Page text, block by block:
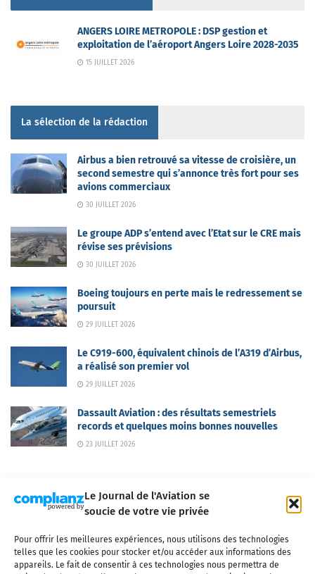
Le Journal de l'Aviation se
soucie de votre vie privée
Pour offrir les meilleures expériences, nous utilisons des technologies
telles que les cookies pour stocker et/ou accéder aux informations des
appareils. Le fait de consentir à ces technologies nous permettra de
ANGERS LOIRE METROPOLE : DSP gestion et
exploitation de l’aéroport Angers Loire 2028-2035
15 JUILLET 2026
La sélection de la rédaction
Airbus a bien retrouvé sa vitesse de croisière, un
second semestre qui s’annonce très fort pour ses
avions commerciaux
30 JUILLET 2026
Le groupe ADP s’entend avec l’Etat sur le CRE mais
révise ses prévisions
30 JUILLET 2026
Boeing toujours en perte mais le redressement se
poursuit
29 JUILLET 2026
Le C919-600, équivalent chinois de l’A319 d’Airbus,
a réalisé son premier vol
29 JUILLET 2026
Dassault Aviation : des résultats semestriels
records et quelques moins bonnes nouvelles
23 JUILLET 2026
Qui sommes-nous ? Nous contacter
Partenaires
Mentions légales
CGV Politique de confidentialité Cookies